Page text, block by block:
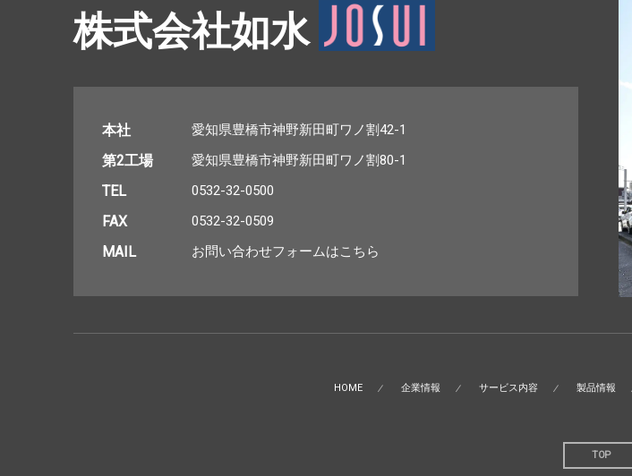
株式会社如水
本社 愛知県豊橋市神野新田町ワノ割42-1
第2工場 愛知県豊橋市神野新田町ワノ割80-1
TEL 0532-32-0500
FAX 0532-32-0509
MAIL お問い合わせフォームはこちら
HOME 企業情報 サービス内容 製品情報
TOP